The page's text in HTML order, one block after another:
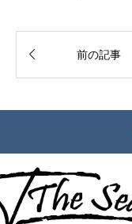
 前の記事